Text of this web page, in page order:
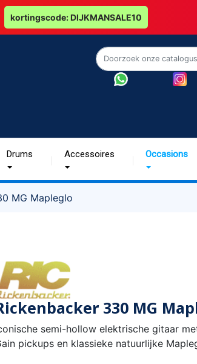
kortingscode: DIJKMANSALE10
Drums Accessoires Occasions
MG Mapleglo
330 MG
semi-hollow elektrische gitaar
pickups en klassieke natuurlijke